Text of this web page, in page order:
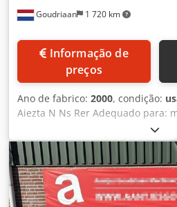
Goudriaan 1 720 km
preços
Ano de fabrico: 2000, condição:
Aiezta N Ns Rer Adequado para: